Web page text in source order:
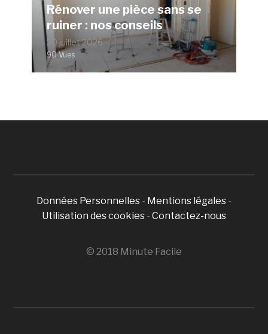
Rénover une pièce sans se
ruiner : nos conseils
20 juillet 2026
90 Vues
Données Personnelles - Mentions légales -
Utilisation des cookies - Contactez-nous
© 2018 Minute Facile